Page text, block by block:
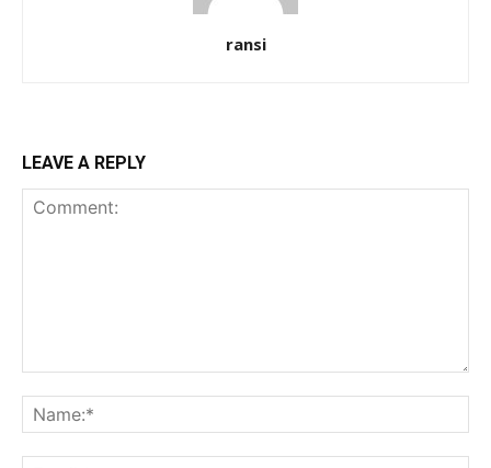
ransi
LEAVE A REPLY